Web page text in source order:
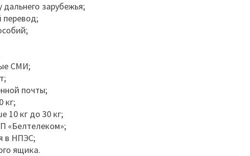
дальнего зарубежья;
СМИ;
почты;
кг;
10 кг до 30 кг;
«Белтелеком»;
в НПЭС;
ящика.